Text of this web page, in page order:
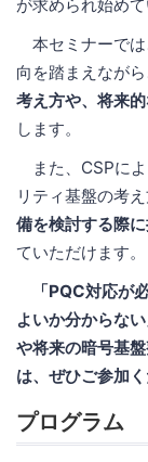
が求められ始めて
本セミナーでは
向を踏まえながら
考え方や、将来
します。
また、CSPによ
リティ基盤の考え
備を検討する際
ていただけます。
「PQC対応が
よいか分からな
や将来の暗号基
は、ぜひご参加く
プログラム